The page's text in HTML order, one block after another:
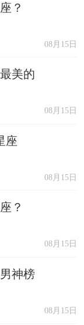
？
08月15日
美的
08月15日
座
08月15日
？
08月15日
神榜
08月15日